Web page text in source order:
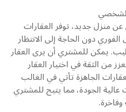
عن منزل جديد، توفر العقارات
دون الحاجة إلى الانتظار
يمكن للمشتري أن يرى العقار
من الثقة في اختيار العقار
الجاهزة تأتي في الغالب
الجودة، مما يتيح للمشتري